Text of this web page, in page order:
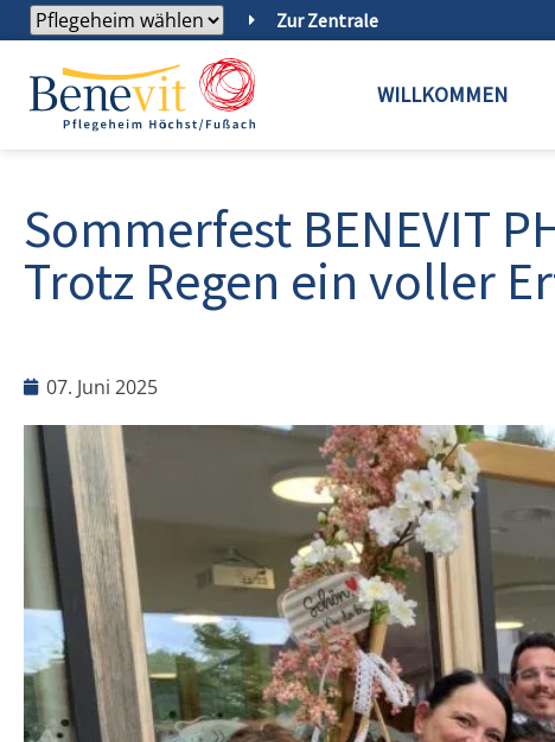
Zur Zentrale
WILLKOMMEN
Sommerfest BENEVIT
Trotz Regen ein voller
07. Juni 2025